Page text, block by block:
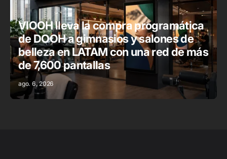
ADTECH
MARKETING, DOOH & MOVILIDAD
NOTICIAS
VIOOH lleva la compra programática
de DOOH a gimnasios y salones de
belleza en LATAM con una red de más
de 7,600 pantallas
ago. 6, 2026